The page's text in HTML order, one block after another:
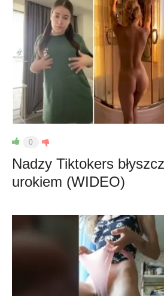
0
Nadzy Tiktokers
urokiem (WIDEO)